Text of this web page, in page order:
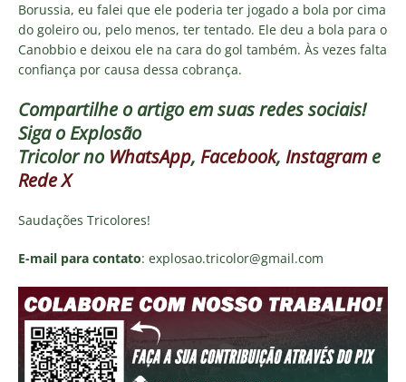
Borussia, eu falei que ele poderia ter jogado a bola por cima
do goleiro ou, pelo menos, ter tentado. Ele deu a bola para o
Canobbio e deixou ele na cara do gol também. Às vezes falta
confiança por causa dessa cobrança.
Compartilhe o artigo em suas redes sociais!
Siga oExplosão
Tricolorno WhatsApp, Facebook, Instagram e
Rede X
Saudações Tricolores!
E-mail para contato: explosao.tricolor@gmail.com